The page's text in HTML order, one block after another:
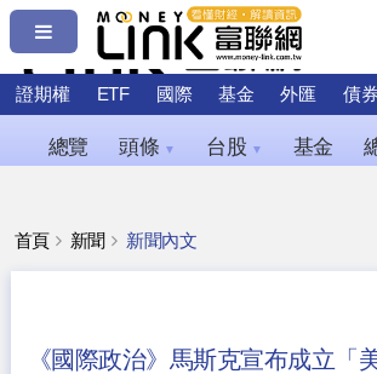
證期權 ETF 國際 基金 外匯 債券
總覽 頭條 ▼ 台股 ▼ 基金
首頁 新聞 新聞內文
《國際政治》馬斯克宣布成立「